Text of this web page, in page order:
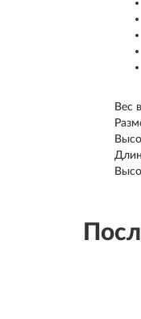
Вес